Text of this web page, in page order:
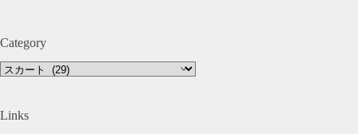
Category
Category
Links